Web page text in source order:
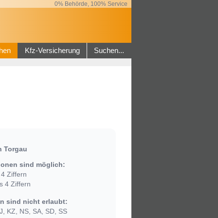
0% Behörde, 100% Service
Kfz-Versicherung Suchen...
Torgau
sind möglich:
Ziffern
4 Ziffern
sind nicht erlaubt:
KZ, NS, SA, SD, SS